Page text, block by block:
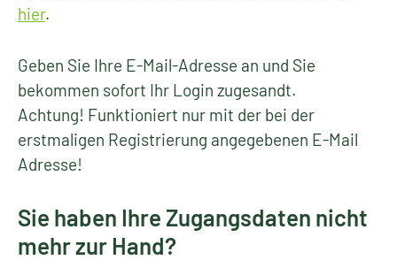
hier.
Geben Sie Ihre E-Mail-Adresse an und Sie
bekommen sofort Ihr Login zugesandt.
Achtung! Funktioniert nur mit der bei der
erstmaligen Registrierung angegebenen E-Mail
Adresse!
Sie haben Ihre Zugangsdaten nicht
mehr zur Hand?